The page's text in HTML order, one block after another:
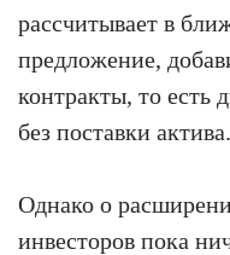
рассчитывает в
предложение,
контракты, то есть
без поставки актива.
Однако о
инвесторов пока